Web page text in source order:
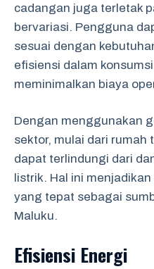
cadangan juga terletak
bervariasi. Pengguna
sesuai dengan
efisiensi dalam
meminimalkan biaya
Dengan menggunakan
sektor, mulai dari
dapat terlindungi dari
listrik. Hal ini
yang tepat sebagai
Maluku.
Efisiensi Energi